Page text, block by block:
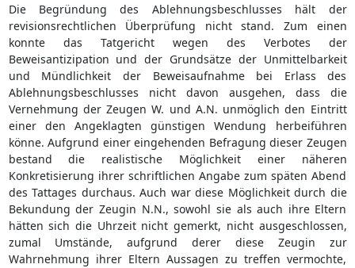
Die Begründung des Ablehnungsbeschlusses hält der
revisionsrechtlichen Überprüfung nicht stand. Zum einen
konnte das Tatgericht wegen des Verbotes der
Beweisantizipation und der Grundsätze der Unmittelbarkeit
und Mündlichkeit der Beweisaufnahme bei Erlass des
Ablehnungsbeschlusses nicht davon ausgehen, dass die
Vernehmung der Zeugen W. und A.N. unmöglich den Eintritt
einer den Angeklagten günstigen Wendung herbeiführen
könne. Aufgrund einer eingehenden Befragung dieser Zeugen
bestand die realistische Möglichkeit einer näheren
Konkretisierung ihrer schriftlichen Angabe zum späten Abend
des Tattages durchaus. Auch war diese Möglichkeit durch die
Bekundung der Zeugin N.N., sowohl sie als auch ihre Eltern
hätten sich die Uhrzeit nicht gemerkt, nicht ausgeschlossen,
zumal Umstände, aufgrund derer diese Zeugin zur
Wahrnehmung ihrer Eltern Aussagen zu treffen vermochte,